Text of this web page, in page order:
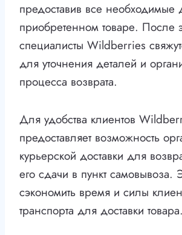
предоставив все
приобретенном товаре. После
специалисты Wildberries
для уточнения деталей и
процесса возврата.
Для удобства клиентов
предоставляет возможность
курьерской доставки для
его сдачи в пункт самовывоза.
сэкономить время и силы
транспорта для доставки товара.